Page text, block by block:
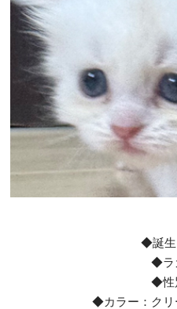
◆誕生
◆ラ
◆性
◆カラー：クリ